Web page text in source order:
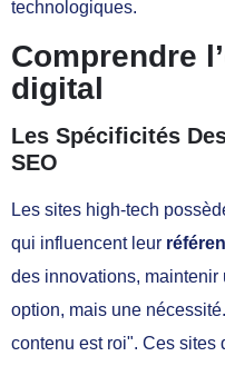
technologiques.
Comprendre
digital
Les Spécificités
SEO
Les sites high-tech
qui influencent leur
des innovations, maintenir
option, mais une
contenu est roi . Ces sites